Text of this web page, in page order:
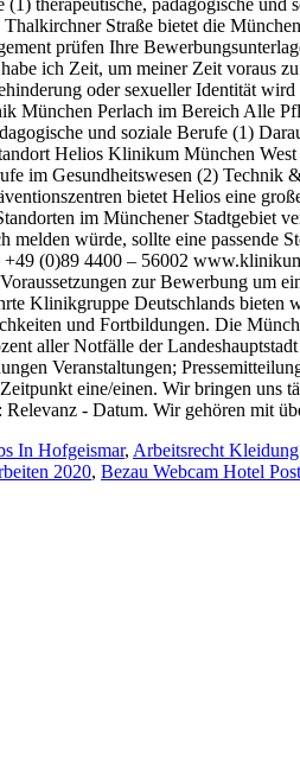
In Hofgeismar, Arbeitsrecht
2020, Bezau Webcam Hotel Post